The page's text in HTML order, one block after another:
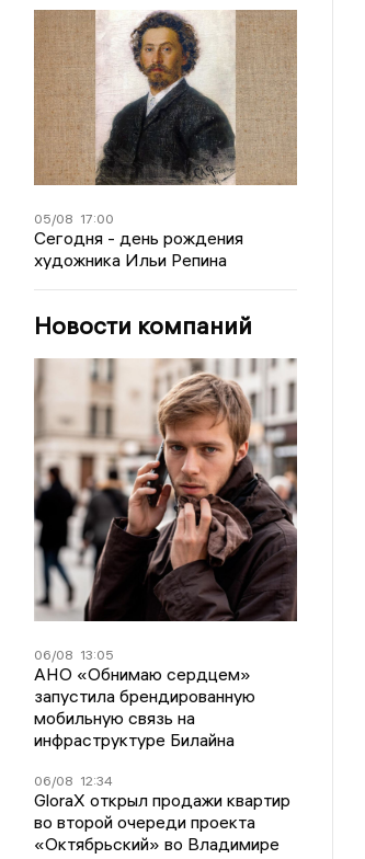
05/08 17:00
Сегодня - день рождения
художника Ильи Репина
Новости компаний
06/08 13:05
АНО «Обнимаю сердцем»
запустила брендированную
мобильную связь на
инфраструктуре Билайна
06/08 12:34
GloraX открыл продажи квартир
во второй очереди проекта
«Октябрьский» во Владимире